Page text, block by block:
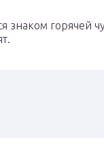
знаком горячей